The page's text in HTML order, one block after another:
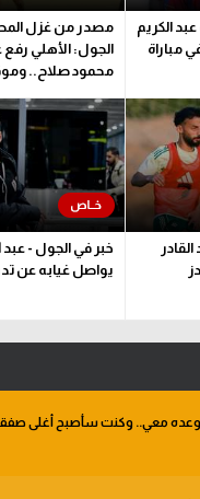
الكريم
مباراة
مصدر من غزل
الجول: الأهلي
محمود صلاح..
خبر في الجول - عبد
يواصل غيابه عن
بوعده معي.. وكنت سأصبح أغلى